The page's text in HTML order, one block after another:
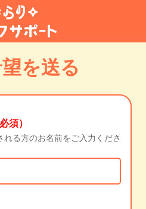
を送る
須）
る方のお名前をご入力くださ